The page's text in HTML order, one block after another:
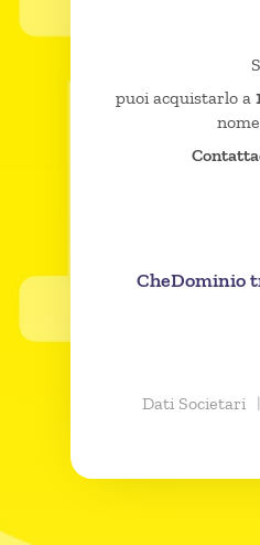
puoi acquistarlo a
CheDominio
Dati Societari |